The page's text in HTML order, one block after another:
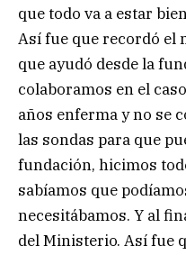
que todo va a estar
Así fue que recordó el
que ayudó desde la
colaboramos en el
años enferma y no se
las sondas para que
fundación, hicimos
sabíamos que
necesitábamos. Y al
del Ministerio. Así fue